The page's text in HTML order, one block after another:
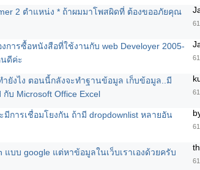
2 ตำแหน่ง * ถ้าผมมาโพสผิดที่ ต้องขออภัยคุณ
การซื้อหนังสือที่ใช้งานกับ web Develoyer 2005-
ดีค่ะ
ยังไง ตอนนี้กลังจะทำฐานข้อมูล เก็บข้อมูล..มี
บ Microsoft Office Excel
มีการเชื่อมโยงกัน ถ้ามี dropdownlist หลายอัน
บบ google แต่หาข้อมูลในเว็บเราเองด้วยครับ